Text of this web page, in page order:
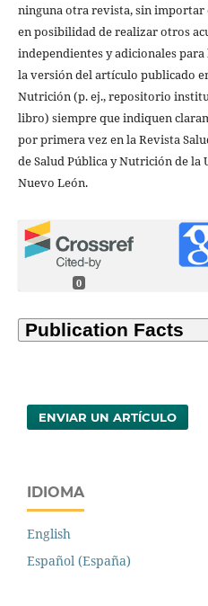
ninguna otra revista, sin
en posibilidad de realizar otros
independientes y adicionales
la versión del artículo publicado
Nutrición (p. ej., repositorio
libro) siempre que indiquen
por primera vez en la Revista
de Salud Pública y Nutrición de
Nuevo León.
0
ENVIAR UN ARTÍCULO
IDIOMA
English
Español (España)